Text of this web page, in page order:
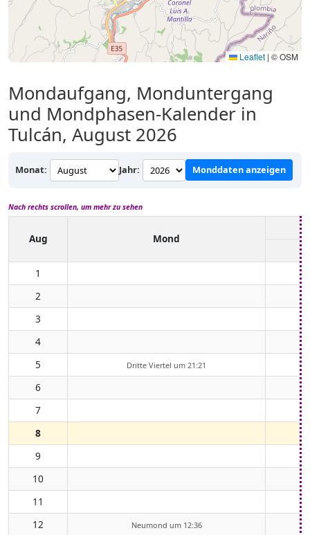
Leaflet | © OSM
Mondaufgang, Monduntergang
und Mondphasen-Kalender in
Tulcán, August 2026
Monat: Jahr: Monddaten anzeigen
Nach rechts scrollen, um mehr zu sehen
Aug Mond
1
2
3
4
5
Dritte Viertel um 21:21
6
7
8
9
10
11
12
Neumond um 12:36